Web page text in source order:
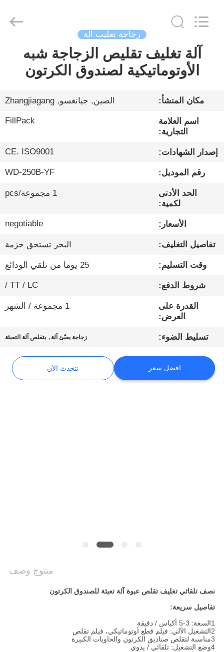
الصفحة
الرئيسية
منتجات
معلومات
عنا
جولة
المعمل
مراقبة
الجودة
اتصل
نتحدث
Machinery
زجاجة تعليب آلة
آلة تغليف تقليص الزجاجة شبه
الأوتوماتيكية لصندوق الكرتون
مكان المنشأ: الصين, جيانغسو, Zhangjiagang
اسم العلامة
التجارية:
FillPack
إصدار الشهادات: CE. ISO9001
رقم الموديل: WD-250B-YF
الحد الأدنى
لكمية:
1 مجموعة/pcs
الأسعار: negotiable
تفاصيل التغليف: البحر تستحق حزمة
وقت التسليم: 25 يوما من تلقي الودائع
شروط الدفع: TT / LC /
القدرة على
العرض:
1 مجموعة / الشهر
تسليط الضوء: زجاجة يعبّئ آلة, يتقلص آلة التعبئة
افضل سعر نتحدث الآن
منتوج وصف
نصف تلقائي تغليف تقلص عبوة آلة تعبئة للصندوق الكرتون
تفاصيل سريعة:
1السعة: 3-5 أكياس / دقيقة
2التشغيل الآلي: فيلم قطع أوتوماتيكي، فيلم تقلص
3مناسبة لتقلص صناديق الكرتون والحاويات الكبيرة
4وضع التشغيل: تلقائي / يدوي